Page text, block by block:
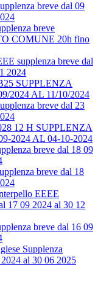
breve dal 09
breve
COMUNE 20h fino
supplenza breve dal
2024
SUPPLENZA
2024 AL 11/10/2024
breve dal 23
12 H SUPPLENZA
2024 AL 04-10-2024
breve dal 18 09
breve dal 18
EEEE
17 09 2024 al 30 12
breve dal 16 09
Supplenza
al 30 06 2025